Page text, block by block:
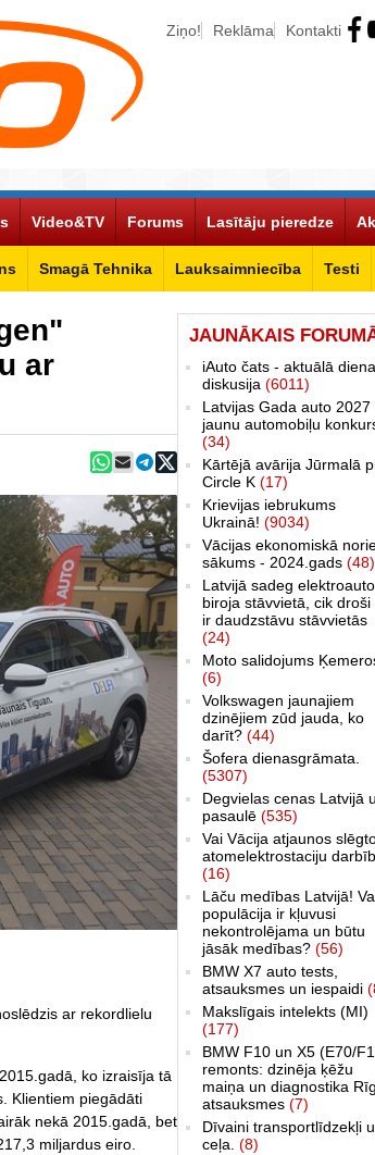
Ziņo! Reklāma Kontakti
Smagā Tehnika Lauksaimniecība Testi
Video&TV Forums Lasītāju pieredze
ar
ar rekordlielu
ko izraisīja tā
Klientiem piegādāti
nekā 2015.gadā, bet
miljardus eiro.
JAUNĀKAIS
iAuto čats - aktuālā
diskusija (6011)
Latvijas Gada auto 2027
jaunu automobiļu
(34)
Kārtējā avārija Jūrmalā
Circle K (17)
Krievijas iebrukums
Ukrainā! (9034)
Vācijas ekonomiskā
sākums - 2024.gads (48)
Latvijā sadeg elektroauto
biroja stāvvietā, cik droši
ir daudzstāvu stāvvietās
(24)
Moto salidojums
(6)
Volkswagen jaunajiem
dzinējiem zūd jauda, ko
darīt? (44)
Šofera dienasgrāmata.
(5307)
Degvielas cenas Latvijā
pasaulē (535)
Vai Vācija atjaunos
atomelektrostaciju
(16)
Lāču medības Latvijā!
populācija ir kļuvusi
nekontrolējama un būtu
jāsāk medības? (56)
BMW X7 auto tests,
atsauksmes un iespaidi
Makslīgais intelekts (MI)
(177)
BMW F10 un X5 (E70/
remonts: dzinēja ķēžu
maiņa un diagnostika
atsauksmes (7)
Dīvaini transportlīdzekļi
ceļa. (8)